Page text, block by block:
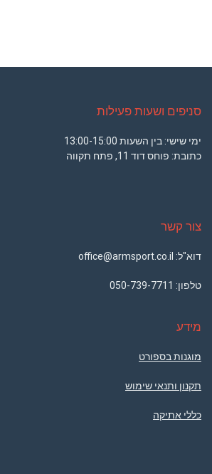
סניפים ושעות פעילות
ימי שישי: בין השעות 13:00-15:00
כתובת: פוחס דוד 11, פתח תקווה
צור קשר
דוא"ל: office@armsport.co.il
טלפון: 050-739-7711
מידע
מוגנות בספורט
תקנון ותנאי שימוש
כללי אתיקה